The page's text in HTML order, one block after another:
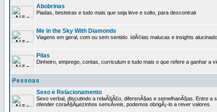
Abobrinas
Piadas, besteiras e tudo mais que seja leve e solto, para descontrair
Me in the Sky With Diamonds
Viagens em geral, com ou sem sentido. IdÃ©ias malucas e insights
Pilas
Dinheiro, emprego, contas, curriculum e tudo mais o que refere a ganhar a
Pessoas
Sexo e Relacionamento
Sexo verbal, discutindo a relaÃ§Ã£o, diferenÃ§as e semelhanÃ§as. Entre a
ofender coraÃ§Ãµezinhos sensÃ­veis, podemos obrigÃ¡-lo a rever valores.